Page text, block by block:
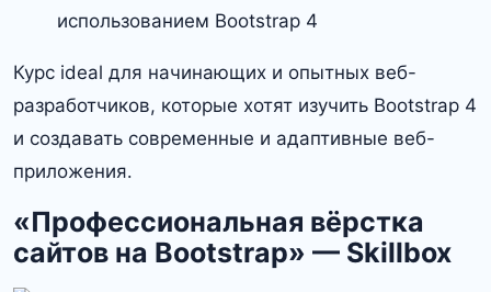
использованием Bootstrap 4
Курс ideal для начинающих и опытных веб-
разработчиков, которые хотят изучить Bootstrap 4
и создавать современные и адаптивные веб-
приложения․
«Профессиональная вёрстка
сайтов на Bootstrap» — Skillbox